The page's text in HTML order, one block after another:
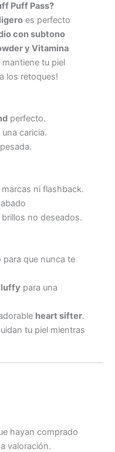
Puff Pass?
es perfecto
con subtono
y Vitamina
tu piel
los retoques!
perfecto.
caricia.
marcas ni flashback.
no deseados.
que nunca te
para una
heart sifter.
tu piel mientras
hayan comprado
valoración.